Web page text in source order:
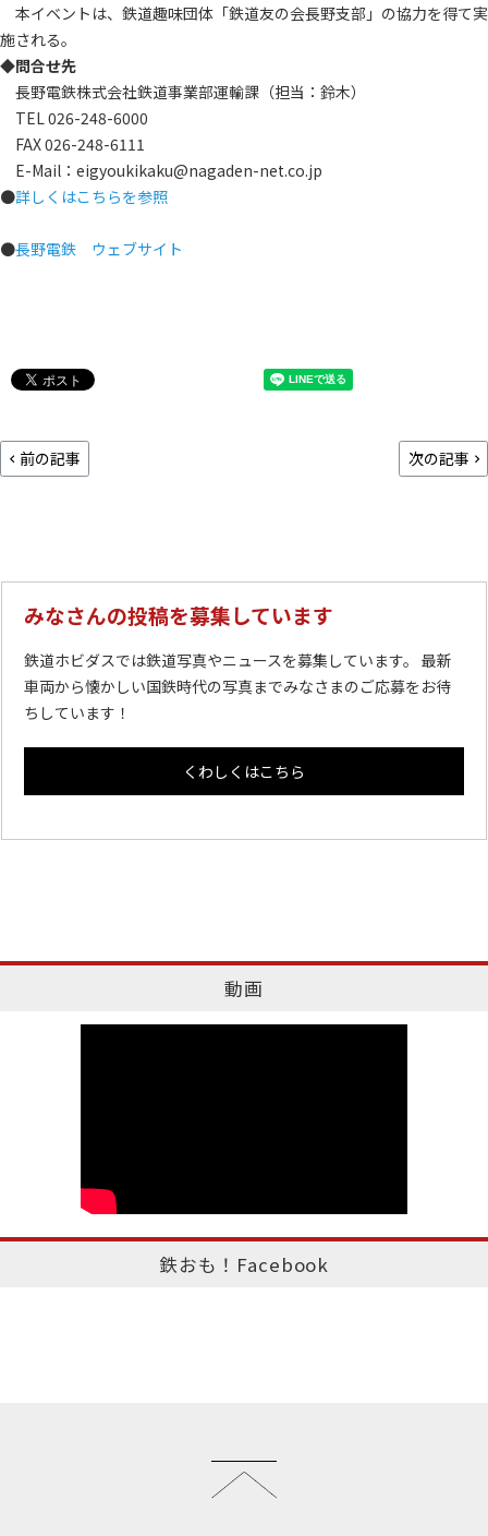
本イベントは、鉄道趣味団体「鉄道友の会長野支部」の協力を得て実
施される。
◆問合せ先
長野電鉄株式会社鉄道事業部運輸課（担当：鈴木）
TEL 026-248-6000
FAX 026-248-6111
E-Mail：eigyoukikaku@nagaden-net.co.jp
●詳しくはこちらを参照
●長野電鉄 ウェブサイト
前の記事 次の記事
みなさんの投稿を募集しています
鉄道ホビダスでは鉄道写真やニュースを募集しています。 最新
車両から懐かしい国鉄時代の写真までみなさまのご応募をお待
ちしています！
くわしくはこちら
動画
鉄おも！Facebook